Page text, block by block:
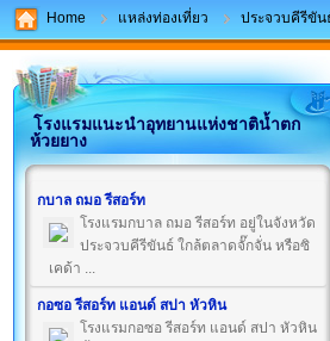
Home แหล่งท่องเที่ยว ประจวบคีรีขัน
โรงแรมแนะนำอุทยานแห่งชาติน้ำตก
ห้วยยาง
กบาล ถมอ รีสอร์ท
โรงแรมกบาล ถมอ รีสอร์ท อยู่ในจังหวัด
ประจวบคีรีขันธ์ ใกล้ตลาดจั๊กจั่น หรือซิ
เคด้า ...
กอซอ รีสอร์ท แอนด์ สปา หัวหิน
โรงแรมกอซอ รีสอร์ท แอนด์ สปา หัวหิน